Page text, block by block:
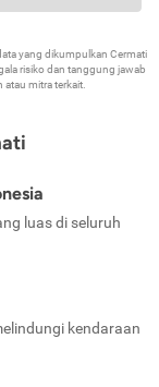
yang dikumpulkan Cermati
risiko dan tanggung jawab
mitra terkait.
luas di seluruh
kendaraan